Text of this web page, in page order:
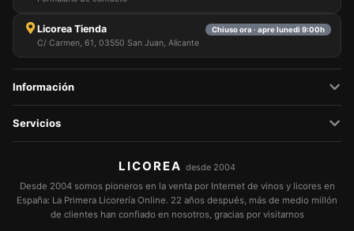
Licorea Tienda Chiuso ora · apre lunedì 9:00h
C/ Carmen, 61, 03550 San Juan, Alicante
Información
Servicios
LICOREA desde 2004
Desde 2004 somos pioneros en la venta por Internet de vinos y licores en
España: La Primera Licorería Online. 22 años después, más de medio millón
de clientes han confiado en nosotros, gracias por visitarnos